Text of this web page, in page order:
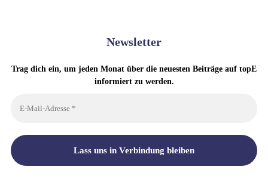
Newsletter
Trag dich ein, um jeden Monat über die neuesten Beiträge auf topE
informiert zu werden.